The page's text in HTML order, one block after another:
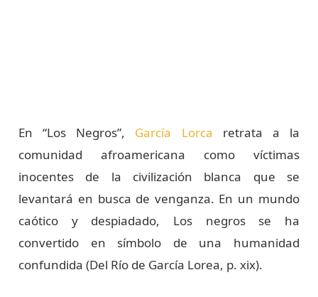
En “Los Negros”, García Lorca retrata a la
comunidad afroamericana como víctimas
inocentes de la civilización blanca que se
levantará en busca de venganza. En un mundo
caótico y despiadado, Los negros se ha
convertido en símbolo de una humanidad
confundida (Del Río de García Lorea, p. xix).